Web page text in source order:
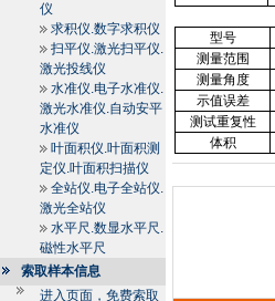
仪
求积仪.数字求积仪
扫平仪.激光扫平仪.
激光投线仪
水准仪.电子水准仪.
激光水准仪.自动安平
水准仪
叶面积仪.叶面积测
定仪.叶面积扫描仪
全站仪.电子全站仪.
激光全站仪
水平尺.数显水平尺.
磁性水平尺
索取样本信息
进入页面，免费索取
型号
测量范围
测量角度
示值误差
测试重复性
体积